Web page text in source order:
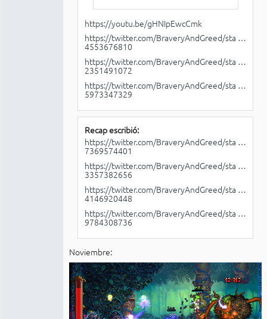
https://youtu.be/gHNIpEwcCmk
https://twitter.com/BraveryAndGreed/sta …
4553676810
https://twitter.com/BraveryAndGreed/sta …
2351491072
https://twitter.com/BraveryAndGreed/sta …
5973347329
Recap escribió:
https://twitter.com/BraveryAndGreed/sta …
7369574401
https://twitter.com/BraveryAndGreed/sta …
3357382656
https://twitter.com/BraveryAndGreed/sta …
4146920448
https://twitter.com/BraveryAndGreed/sta …
9784308736
Noviembre: